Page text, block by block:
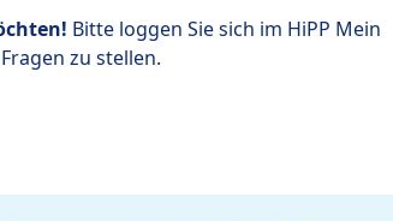
Bitte loggen Sie sich im HiPP Mein
zu stellen.